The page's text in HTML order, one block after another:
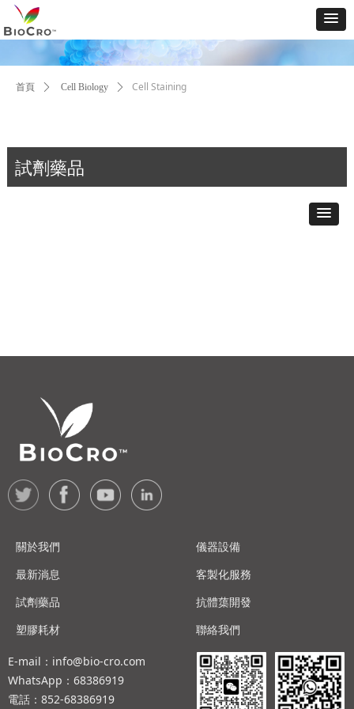
試劑藥品
首頁 ꄲ Cell Biology ꄲ Cell Staining
關於我們
最新淌息
試劑藥品
塑膠耗材
儀器設備
客製化服務
抗體蕖開發
聯絡我們
E-mail：info@bio-cro.com
WhatsApp：68386919
電話：852-68386919